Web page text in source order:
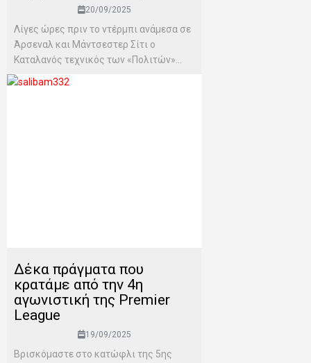
20/09/2025
Λίγες ώρες πριν το ντέρμπι ανάμεσα σε
Άρσεναλ και Μάντσεστερ Σίτι ο
Καταλανός τεχνικός των «Πολιτών»...
Δέκα πράγματα που
κρατάμε από την 4η
αγωνιστική της Premier
League
19/09/2025
Βρισκόμαστε στο κατώφλι της 5ης